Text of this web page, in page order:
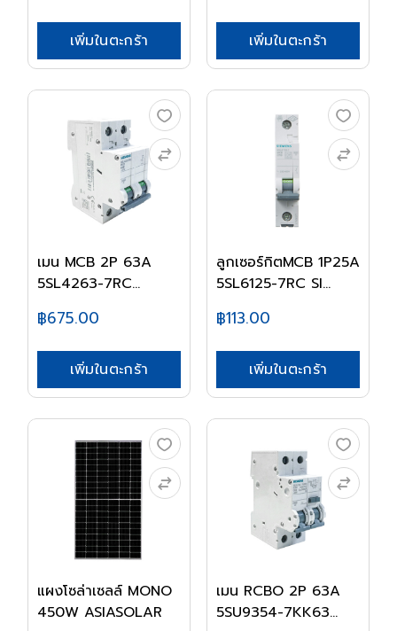
เพิ่มในตะกร้า เพิ่มในตะกร้า
เมน MCB 2P 63A
5SL4263-7RC
฿675.00
เพิ่มในตะกร้า
ลูกเซอร์กิตMCB 1P25A
5SL6125-7RC SI...
฿113.00
เพิ่มในตะกร้า
แผงโซล่าเซลล์ MONO
450W ASIASOLAR
เมน RCBO 2P 63A
5SU9354-7KK63